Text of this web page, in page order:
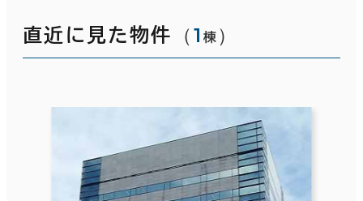
直近に見た物件 （1 棟 ）